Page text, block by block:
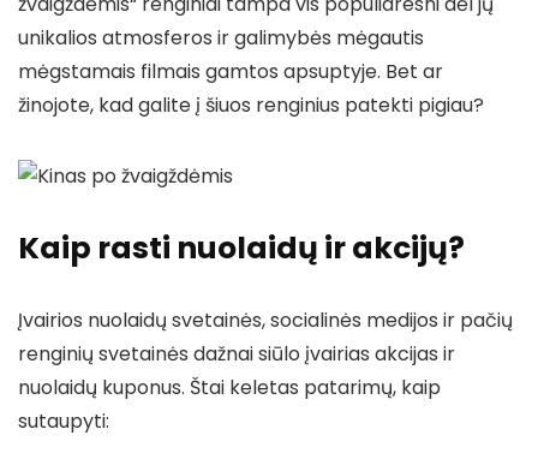
unikalios atmosferos ir galimybės mėgautis
mėgstamais filmais gamtos apsuptyje. Bet ar
žinojote, kad galite į šiuos renginius patekti pigiau?
Kaip rasti nuolaidų ir akcijų?
Įvairios nuolaidų svetainės, socialinės medijos ir pačių
renginių svetainės dažnai siūlo įvairias akcijas ir
nuolaidų kuponus. Štai keletas patarimų, kaip
sutaupyti: